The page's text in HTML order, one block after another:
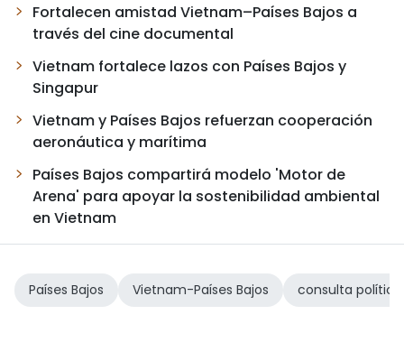
Fortalecen amistad Vietnam–Países Bajos a
través del cine documental
Vietnam fortalece lazos con Países Bajos y
Singapur
Vietnam y Países Bajos refuerzan cooperación
aeronáutica y marítima
Países Bajos compartirá modelo 'Motor de
Arena' para apoyar la sostenibilidad ambiental
en Vietnam
Países Bajos Vietnam-Países Bajos consulta política